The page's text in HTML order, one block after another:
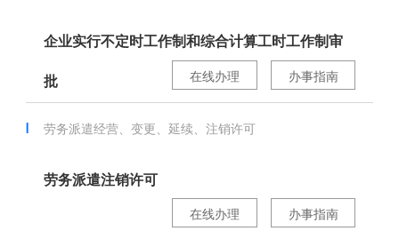
企业实行不定时工作制和综合计算工时工作制审
批 办事指南
在线办理
劳务派遣经营、变更、延续、注销许可
劳务派遣注销许可
办事指南
在线办理